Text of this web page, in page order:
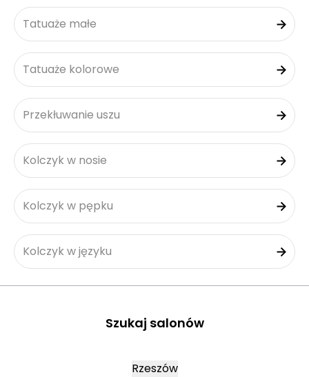
Tatuaże małe
Tatuaże kolorowe
Przekłuwanie uszu
Kolczyk w nosie
Kolczyk w pępku
Kolczyk w języku
Szukaj salonów
Rzeszów